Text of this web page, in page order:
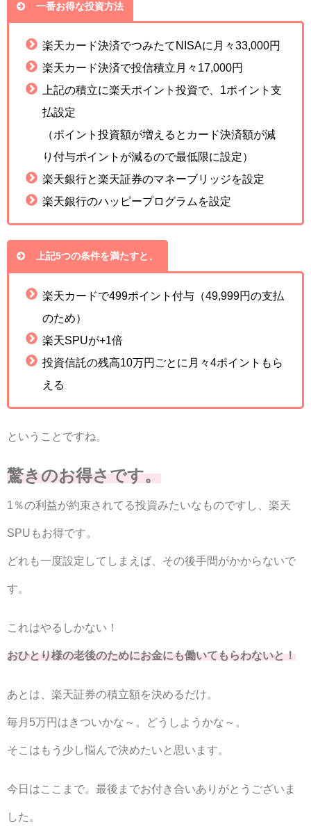
一番お得な投資方法
楽天カード決済でつみたてNISAに月々33,000円
楽天カード決済で投信積立月々17,000円
上記の積立に楽天ポイント投資で、1ポイント支
払設定
（ポイント投資額が増えるとカード決済額が減
り付与ポイントが減るので最低限に設定）
楽天銀行と楽天証券のマネーブリッジを設定
楽天銀行のハッピープログラムを設定
上記5つの条件を満たすと、
楽天カードで499ポイント付与（49,999円の支払
のため）
楽天SPUが+1倍
投資信託の残高10万円ごとに月々4ポイントもら
える
ということですね。
驚きのお得さです。
1％の利益が約束されてる投資みたいなものですし、楽天
SPUもお得です。
どれも一度設定してしまえば、その後手間がかからないで
す。
これはやるしかない！
おひとり様の老後のためにお金にも働いてもらわないと！
あとは、楽天証券の積立額を決めるだけ。
毎月5万円はきついかな～。どうしようかな～。
そこはもう少し悩んで決めたいと思います。
今日はここまで。最後までお付き合いありがとうございま
した。